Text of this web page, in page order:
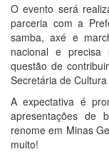
O evento será
parceria com a
samba, axé e
nacional e
questão de
Secretária de
A expectativa é
apresentações de
renome em Minas
muito!